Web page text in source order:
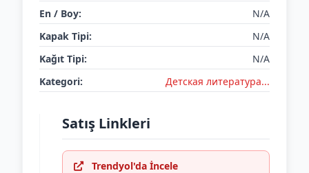
En / Boy:
N/A
Kapak Tipi:
N/A
Kağıt Tipi:
N/A
Kategori:
Детская литератураㅤㅤㅤ...
Satış Linkleri
Trendyol'da İncele